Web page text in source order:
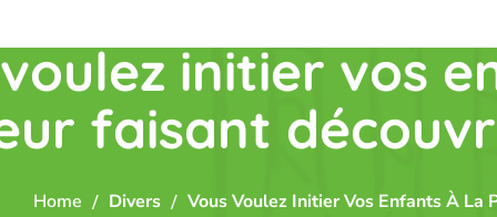
initier vos
faisant
Home Divers Vous Voulez Initier Vos Enfants À La